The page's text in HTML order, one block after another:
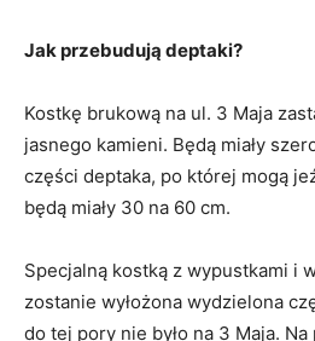
Jak przebudują deptaki?
Kostkę brukową na ul. 3 Maja
jasnego kamieni. Będą miały
części deptaka, po której mogą
będą miały 30 na 60 cm.
Specjalną kostką z wypustkami i
zostanie wyłożona wydzielona
do tej pory nie było na 3 Maja.